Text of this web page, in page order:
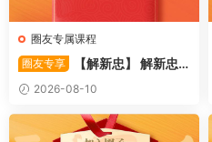
圈友专属课程
圈友专享
【解新忠】 解新忠2
015职业盘手的基础交易系统
8视频
2026-08-10